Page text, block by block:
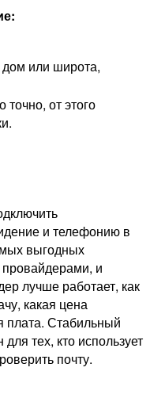
или широта,
от этого
и телефонию в
выгодных
и
лучше работает, как
какая цена
плата. Стабильный
тех, кто использует
почту.